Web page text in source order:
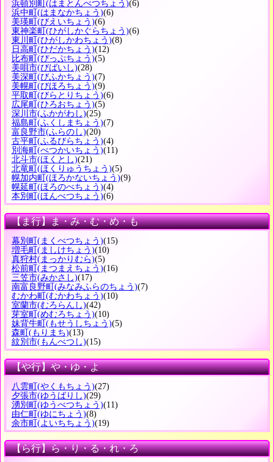
浜頓別町 (はまとんべつちょう)(6)
浜中町 (はまなかちょう)(6)
美瑛町 (びえいちょう)(6)
東神楽町 (ひがしかぐらちょう)(6)
東川町 (ひがしかわちょう)(8)
日高町 (ひだかちょう)(12)
比布町 (ぴっぷちょう)(5)
美唄市(びばいし)(28)
美深町 (びふかちょう)(7)
美幌町 (びほろちょう)(9)
平取町 (びらとりちょう)(6)
広尾町 (ひろおちょう)(5)
深川市(ふかがわし)(25)
福島町 (ふくしまちょう)(7)
富良野市(ふらのし)(20)
古平町 (ふるびらちょう)(4)
別海町 (べつかいちょう)(11)
北斗市(ほくとし)(21)
北竜町 (ほくりゅうちょう)(5)
幌加内町 (ほろかないちょう)(9)
幌延町 (ほろのべちょう)(4)
本別町 (ほんべつちょう)(6)
【ま行】ま・み・む・め・も
幕別町 (まくべつちょう)(15)
増毛町 (ましけちょう)(10)
真狩村(まっかりむら)(5)
松前町 (まつまえちょう)(16)
三笠市(みかさし)(17)
南富良野町 (みなみふらのちょう)(7)
むかわ町 (むかわちょう)(10)
室蘭市(むろらんし)(42)
芽室町 (めむろちょう)(10)
妹背牛町 (もせうしちょう)(5)
森町 (もりまち)(13)
紋別市(もんべつし)(15)
【や行】や・ゆ・よ
八雲町(やくもちょう)(27)
夕張市(ゆうばりし)(29)
湧別町(ゆうべつちょう)(11)
由仁町(ゆにちょう)(8)
余市町(よいちちょう)(19)
【ら行】ら・り・る・れ・ろ